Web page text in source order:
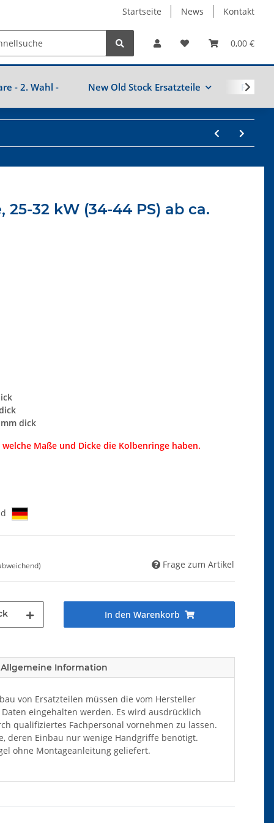
Startseite News Kontakt
0,00 €
- 2. Wahl - New Old Stock Ersatzteile
25-32 kW (34-44 PS) ab ca.
dick
Maße und Dicke die Kolbenringe haben.
Frage zum Artikel
In den Warenkorb
Allgemeine Information
von Ersatzteilen müssen die vom Hersteller
eingehalten werden. Es wird ausdrücklich
qualifiziertes Fachpersonal vornehmen zu lassen.
deren Einbau nur wenige Handgriffe benötigt.
ohne Montageanleitung geliefert.